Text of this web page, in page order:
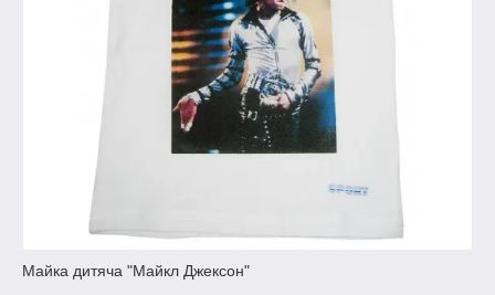
Майка дитяча "Майкл Джексон"